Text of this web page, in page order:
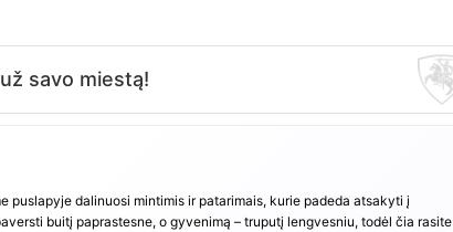
savo miestą!
puslapyje dalinuosi mintimis ir patarimais, kurie padeda atsakyti į
buitį paprastesne, o gyvenimą – truputį lengvesniu, todėl čia rasite